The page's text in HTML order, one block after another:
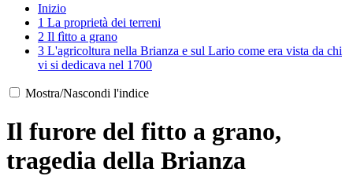
Inizio
1 La proprietà dei terreni
2 Il fìtto a grano
3 L'agricoltura nella Brianza e sul Lario come era vista da chi
vi si dedicava nel 1700
Mostra/Nascondi l'indice
Il furore del fitto a grano,
tragedia della Brianza